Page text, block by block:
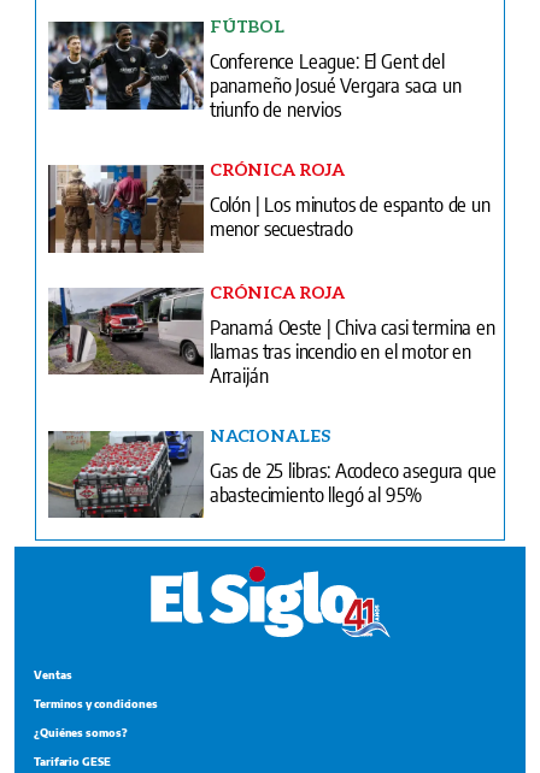
FÚTBOL
Conference League: El Gent del
panameño Josué Vergara saca un
triunfo de nervios
CRÓNICA ROJA
Colón | Los minutos de espanto de un
menor secuestrado
CRÓNICA ROJA
Panamá Oeste | Chiva casi termina en
llamas tras incendio en el motor en
Arraiján
NACIONALES
Gas de 25 libras: Acodeco asegura que
abastecimiento llegó al 95%
Ventas
Terminos y condiciones
¿Quiénes somos?
Tarifario GESE